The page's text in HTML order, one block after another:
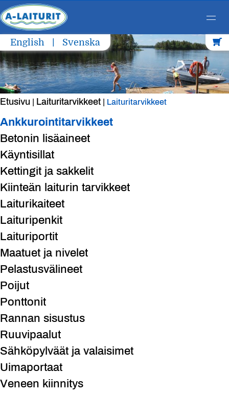
Skip
to
content
English Svenska
Etusivu Laituritarvikkeet Laituritarvikkeet
Ankkurointitarvikkeet
Betonin lisäaineet
Käyntisillat
Kettingit ja sakkelit
Kiinteän laiturin tarvikkeet
Laiturikaiteet
Laituripenkit
Laituriportit
Maatuet ja nivelet
Pelastusvälineet
Poijut
Ponttonit
Rannan sisustus
Ruuvipaalut
Sähköpylväät ja valaisimet
Uimaportaat
Veneen kiinnitys